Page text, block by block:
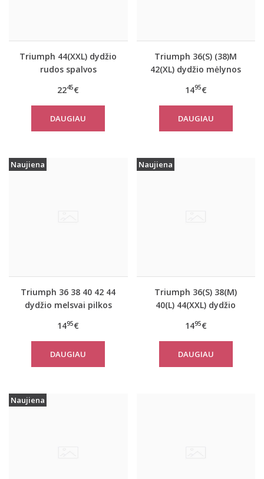
Triumph 44(XXL) dydžio
rudos spalvos
Climate Control LSL Top
Turtle Neck
2245€
DAUGIAU
Triumph 36(S) (38)M
42(XL) dydžio mėlynos
medvilninė miego
palaidinė Mix Match
TOP SSL 01 X
1495€
DAUGIAU
Naujiena
Triumph 36 38 40 42 44
dydžio melsvai pilkos
medvilninė miego
palaidinė Mix Match LSL
TOP Buttons
1495€
DAUGIAU
Naujiena
Triumph 36(S) 38(M)
40(L) 44(XXL) dydžio
moteriška medvilninė
miego palaidinė Mix
Match TOP SSL 01 X
1495€
DAUGIAU
Naujiena